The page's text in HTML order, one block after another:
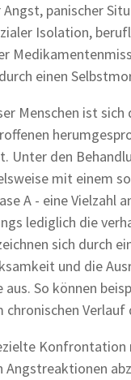
Angst, panischer
Isolation,
einen
Menschen ist
Unter den
mit einem
A - eine Vielzahl
lediglich die
sich durch
und die
aus. So können
chronischen
Angstreaktionen